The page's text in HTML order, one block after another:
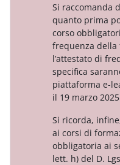
Si raccomanda
quanto prima
corso
frequenza della
l’attestato di
specifica
piattaforma e-
il 19 marzo
Si ricorda,
ai corsi di
obbligatoria ai
lett. h) del D.